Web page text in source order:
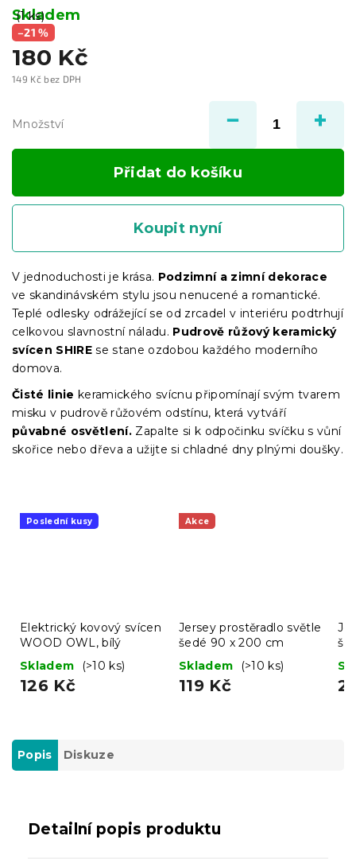
–21 %
180 Kč
149 Kč bez DPH
Skladem
(1 ks)
Množství
Přidat do košíku
Koupit nyní
V jednoduchosti je krása. Podzimní a zimní dekorace
ve skandinávském stylu jsou nenucené a romantické.
Teplé odlesky odrážející se od zrcadel v interiéru podtrhují
celkovou slavnostní náladu. Pudrově růžový keramický
svícen SHIRE se stane ozdobou každého moderního
domova.
Čisté linie keramického svícnu připomínají svým tvarem
misku v pudrově růžovém odstínu, která vytváří
půvabné osvětlení. Zapalte si k odpočinku svíčku s vůní
skořice nebo dřeva a užijte si chladné dny plnými doušky.
Poslední kusy
Elektrický kovový svícen
WOOD OWL, bílý
Skladem
(>10 ks)
126 Kč
Akce
Jersey prostěradlo světle
šedé 90 x 200 cm
Skladem
(>10 ks)
119 Kč
Popis Diskuze
Detailní popis produktu